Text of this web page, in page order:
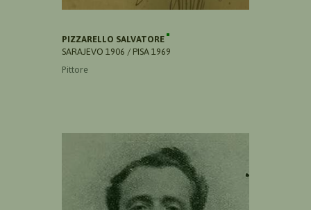
PIZZARELLO SALVATORE
SARAJEVO 1906 / PISA 1969
Pittore